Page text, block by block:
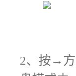
2、 按→